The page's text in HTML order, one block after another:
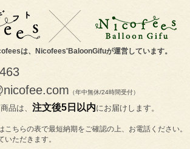
は、Nicofees'BaloonGifuが運営しています。
（年中無休/24時間受付）
品は、 注文後5日以内にお届けします。
こちらの表で最短納期をご確認の上、お電話ください。
いただきます。